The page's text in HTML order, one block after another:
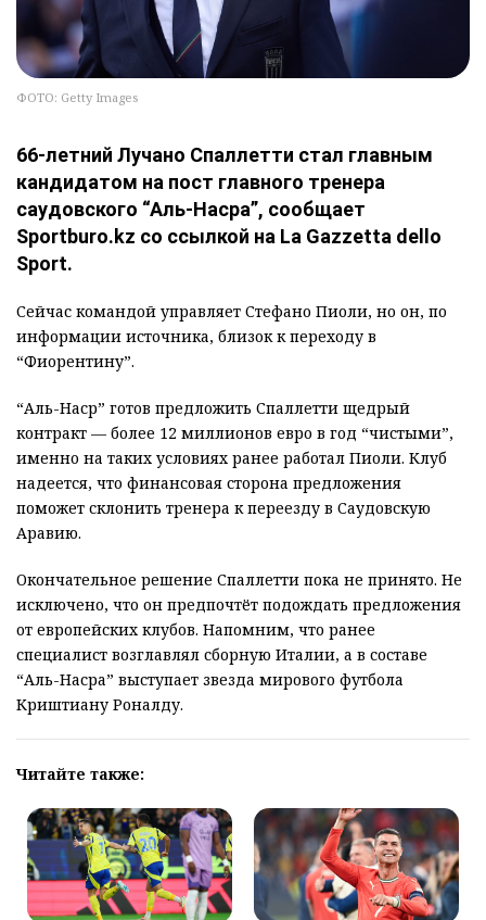
ФОТО: Getty Images
66-летний Лучано Спаллетти стал главным
кандидатом на пост главного тренера
саудовского “Аль-Насра”, сообщает
Sportburo.kz со ссылкой на La Gazzetta dello
Sport.
Сейчас командой управляет Стефано Пиоли, но он, по
информации источника, близок к переходу в
“Фиорентину”.
“Аль-Наср” готов предложить Спаллетти щедрый
контракт — более 12 миллионов евро в год “чистыми”,
именно на таких условиях ранее работал Пиоли. Клуб
надеется, что финансовая сторона предложения
поможет склонить тренера к переезду в Саудовскую
Аравию.
Окончательное решение Спаллетти пока не принято. Не
исключено, что он предпочтёт подождать предложения
от европейских клубов. Напомним, что ранее
специалист возглавлял сборную Италии, а в составе
“Аль-Насра” выступает звезда мирового футбола
Криштиану Роналду.
Читайте также: